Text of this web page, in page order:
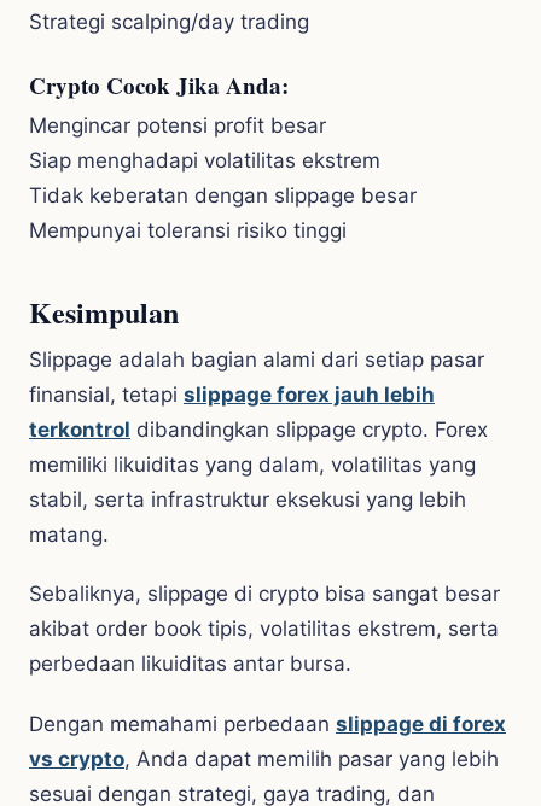
Strategi scalping/day trading
Crypto Cocok Jika Anda:
Mengincar potensi profit besar
Siap menghadapi volatilitas ekstrem
Tidak keberatan dengan slippage besar
Mempunyai toleransi risiko tinggi
Kesimpulan
Slippage adalah bagian alami dari setiap pasar
finansial, tetapi slippage forex jauh lebih
terkontrol dibandingkan slippage crypto. Forex
memiliki likuiditas yang dalam, volatilitas yang
stabil, serta infrastruktur eksekusi yang lebih
matang.
Sebaliknya, slippage di crypto bisa sangat besar
akibat order book tipis, volatilitas ekstrem, serta
perbedaan likuiditas antar bursa.
Dengan memahami perbedaan slippage di forex
vs crypto, Anda dapat memilih pasar yang lebih
sesuai dengan strategi, gaya trading, dan